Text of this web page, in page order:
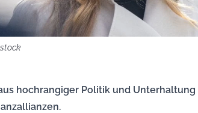
hochrangiger Politik und